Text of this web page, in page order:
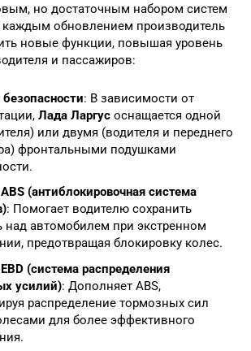
но достаточным набором систем
каждым обновлением производитель
новые функции, повышая уровень
и пассажиров:
: В зависимости от
Лада Ларгус оснащается одной
или двумя (водителя и переднего
фронтальными подушками
(антиблокировочная система
: Помогает водителю сохранить
над автомобилем при экстренном
предотвращая блокировку колес.
(система распределения
усилий): Дополняет ABS,
распределение тормозных сил
для более эффективного